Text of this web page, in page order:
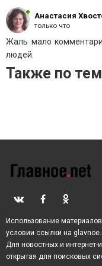
В США, тем
следят за
остановить
Анастасия
только что
Жаль мало
людей.
Также по
Использование
условии ссылки на
Для новостных и интернет-
открытая для поисковых